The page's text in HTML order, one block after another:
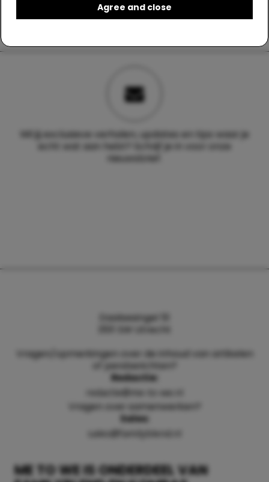
Agree and close
Wil jij exclusieve verhalen, updates en tips waar je
echt wat aan hebt? Schrijf je in voor onze
nieuwsbrief.
ME TO WE IS ONDERDEEL VAN
Daalsesingel 51
3511 SW Utrecht
Vragen/opmerkingen over de inhoud van artikelen
of persberichten?
Redactie:
redactie@me-to-we.nl
Vragen over samenwerken?
Sales:
sales@familyblend.nl